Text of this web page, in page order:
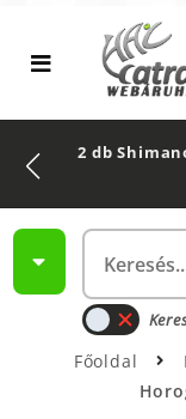
2 db
Főoldal